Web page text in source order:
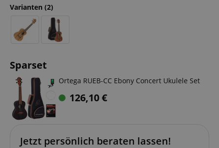
Varianten (2)
Sparset
Ortega RUEB-CC Ebony Concert Ukulele Set
126,10€
Jetzt persönlich beraten lassen!